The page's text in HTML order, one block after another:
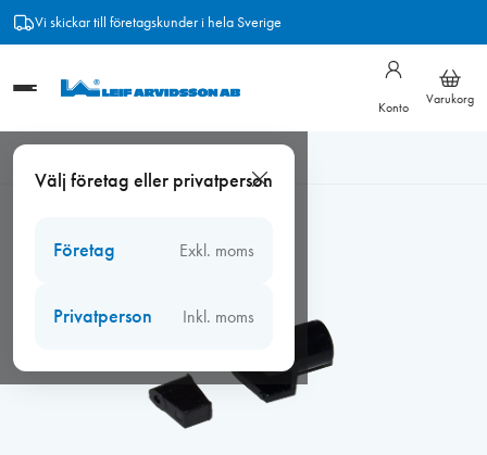
Hoppa
Vi skickar till företagskunder i hela Sverige
Konto
Varukorg
Välj företag eller privatperson
Företag Exkl. moms
Privatperson Inkl. moms
Spröjslås sneda, svarta